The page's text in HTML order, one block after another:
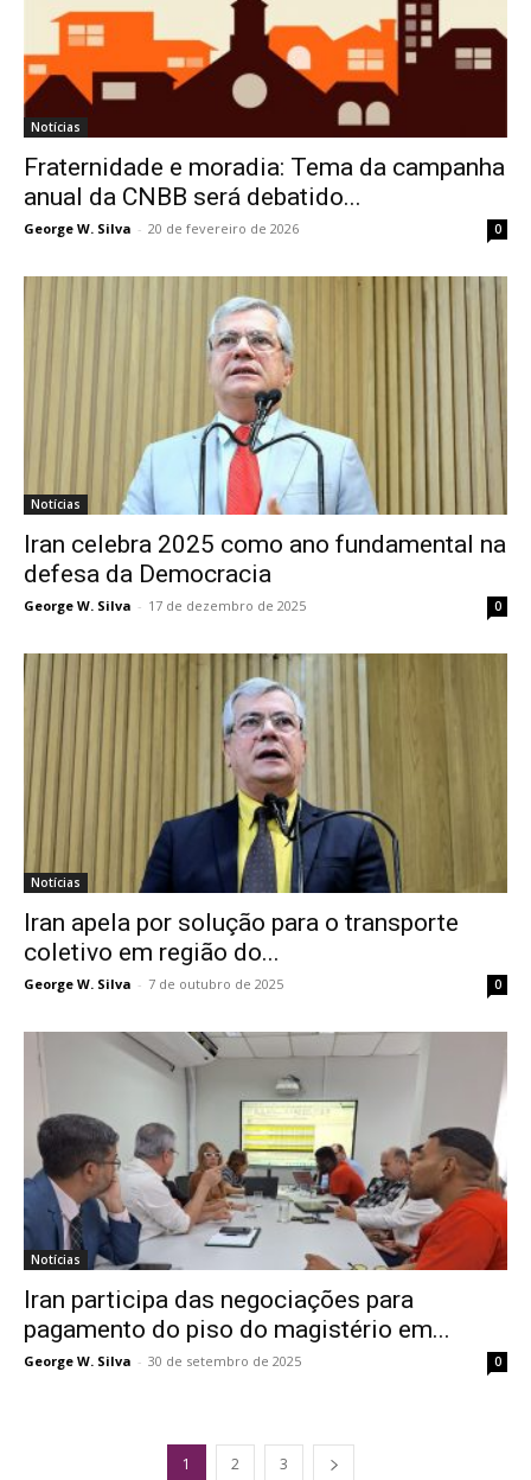
Notícias
Fraternidade e moradia: Tema da campanha
anual da CNBB será debatido...
George W. Silva - 20 de fevereiro de 2026 0
Notícias
Iran celebra 2025 como ano fundamental na
defesa da Democracia
George W. Silva - 17 de dezembro de 2025 0
Notícias
Iran apela por solução para o transporte
coletivo em região do...
George W. Silva - 7 de outubro de 2025 0
Notícias
Iran participa das negociações para
pagamento do piso do magistério em...
George W. Silva - 30 de setembro de 2025 0
1 2 3